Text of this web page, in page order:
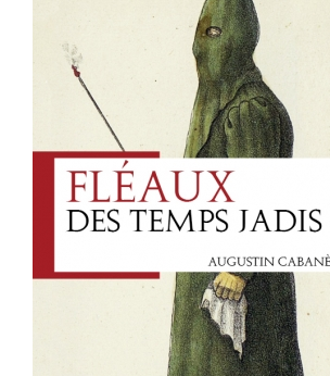
XXe siècle
Autres civilisations
Thématiques